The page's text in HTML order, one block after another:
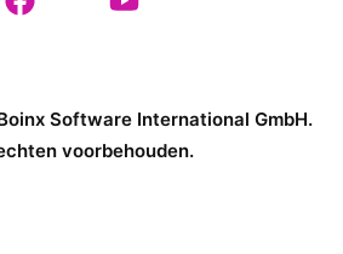
Software International GmbH.
voorbehouden.